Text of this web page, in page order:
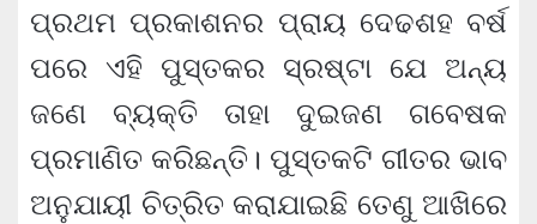
ପ୍ରଥମ ପ୍ରକାଶନର ପ୍ରାୟ ଦେଢଶହ ବର୍ଷ
ପରେ ଏହି ପୁସ୍ତକର ସ୍ରଷ୍ଟା ଯେ ଅନ୍ୟ
ଜଣେ ବ୍ୟକ୍ତି ତାହା ଦୁଇଜଣ ଗବେଷକ
ପ୍ରମାଣିତ କରିଛନ୍ତି। ପୁସ୍ତକଟି ଗୀତର ଭାବ
ଅନୁଯାୟୀ ଚିତ୍ରିତ କରାଯାଇଛି ତେଣୁ ଆଖିରେ